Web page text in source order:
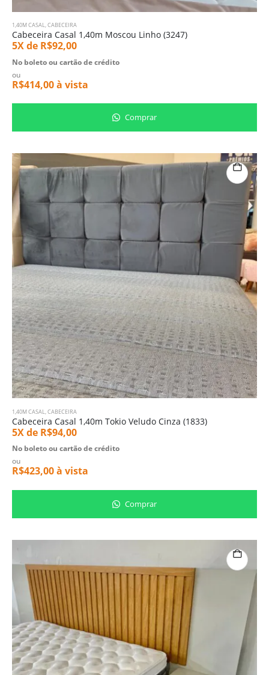
1,40M CASAL,CABECEIRA
Cabeceira Casal 1,40m Moscou Linho (3247)
5X de R$92,00
No boleto ou cartão de crédito
ou
R$414,00à vista
Comprar
1,40M CASAL,CABECEIRA
Cabeceira Casal 1,40m Tokio Veludo Cinza (1833)
5X de R$94,00
No boleto ou cartão de crédito
ou
R$423,00à vista
Comprar